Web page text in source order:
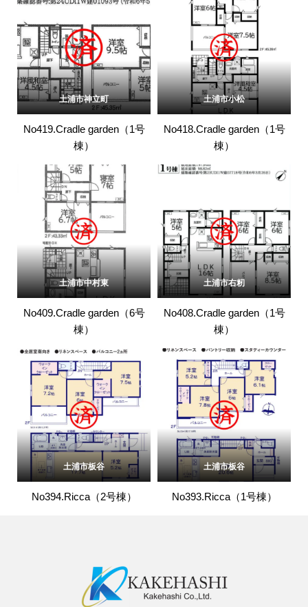
土浦市神立町
No419.Cradle garden（1号
棟）
土浦市小松
No418.Cradle garden（1号
棟）
土浦市中村東
No409.Cradle garden（6号
棟）
土浦市右籾
No408.Cradle garden（1号
棟）
土浦市板谷
No394.Ricca（2号棟）
土浦市板谷
No393.Ricca（1号棟）